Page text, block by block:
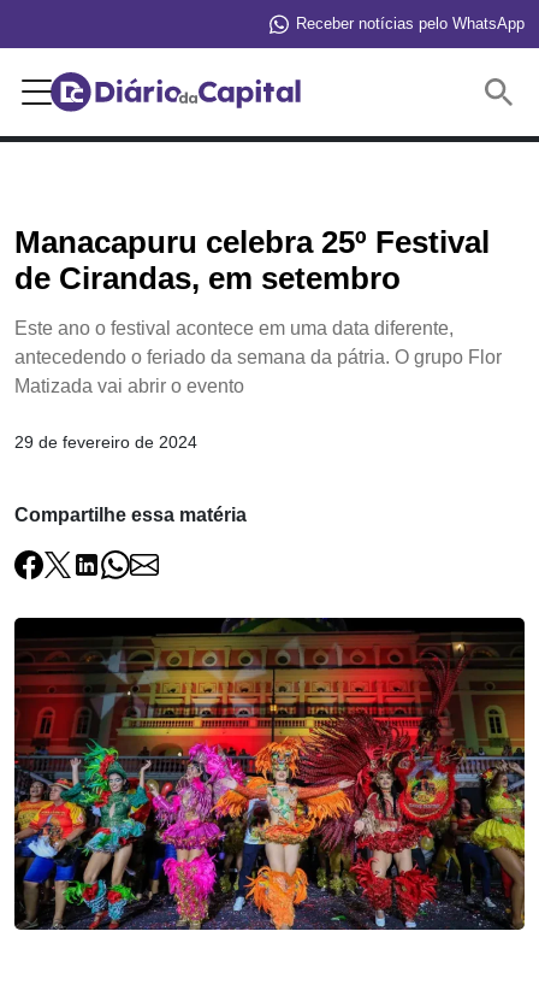
Receber notícias pelo WhatsApp
Manacapuru celebra 25º Festival
de Cirandas, em setembro
Este ano o festival acontece em uma data diferente,
antecedendo o feriado da semana da pátria. O grupo Flor
Matizada vai abrir o evento
29 de fevereiro de 2024
Compartilhe essa matéria